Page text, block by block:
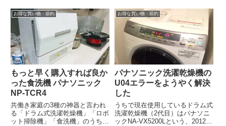
いので、な...
ました。これが、スーパーのセル
フレジの様...
お得な買い物・節約
もっと早く購入すれば良か
った食洗機 パナソニック
NP-TCR4
共働き家庭の3種の神器と言われ
る「ドラム式洗濯乾燥機」「ロボ
ット掃除機」「食洗機」のうち、
お得な買い物・節約
パナソニック洗濯乾燥機の
U04エラーをようやく解決
した
うちで現在使用しているドラム式
洗濯乾燥機（2代目）はパナソニ
ックNA-VX5200Lという、2012年